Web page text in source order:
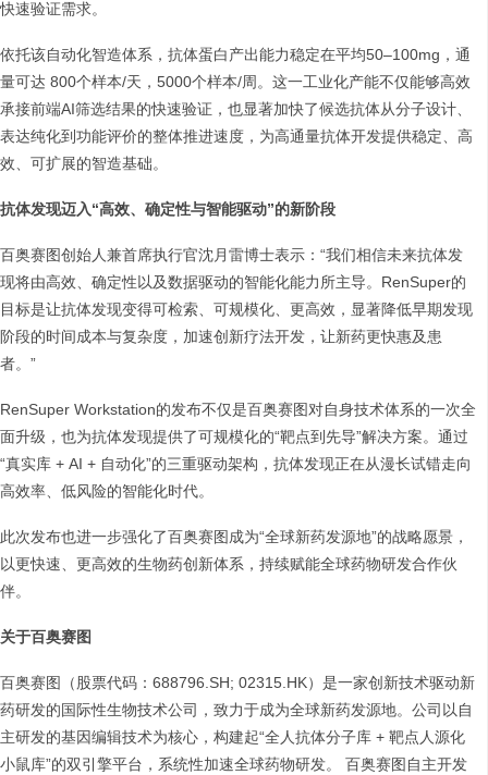
快速验证需求。
依托该自动化智造体系，抗体蛋白产出能力稳定在平均50–100mg，通
量可达 800个样本/天，5000个样本/周。这一工业化产能不仅能够高效
承接前端AI筛选结果的快速验证，也显著加快了候选抗体从分子设计、
表达纯化到功能评价的整体推进速度，为高通量抗体开发提供稳定、高
效、可扩展的智造基础。
抗体发现迈入“高效、确定性与智能驱动”的新阶段
百奥赛图创始人兼首席执行官沈月雷博士表示：“我们相信未来抗体发
现将由高效、确定性以及数据驱动的智能化能力所主导。RenSuper的
目标是让抗体发现变得可检索、可规模化、更高效，显著降低早期发现
阶段的时间成本与复杂度，加速创新疗法开发，让新药更快惠及患
者。”
RenSuper Workstation的发布不仅是百奥赛图对自身技术体系的一次全
面升级，也为抗体发现提供了可规模化的“靶点到先导”解决方案。通过
“真实库 + AI + 自动化”的三重驱动架构，抗体发现正在从漫长试错走向
高效率、低风险的智能化时代。
此次发布也进一步强化了百奥赛图成为“全球新药发源地”的战略愿景，
以更快速、更高效的生物药创新体系，持续赋能全球药物研发合作伙
伴。
关于百奥赛图
百奥赛图（股票代码：688796.SH; 02315.HK）是一家创新技术驱动新
药研发的国际性生物技术公司，致力于成为全球新药发源地。公司以自
主研发的基因编辑技术为核心，构建起“全人抗体分子库 + 靶点人源化
小鼠库”的双引擎平台，系统性加速全球药物研发。 百奥赛图自主开发